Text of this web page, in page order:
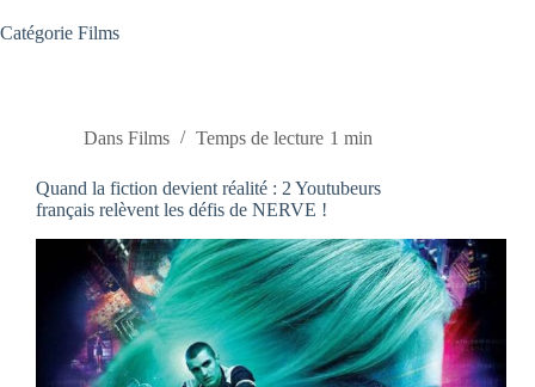
Catégorie Films
Dans Films Temps de lecture 1 min
Quand la fiction devient réalité : 2 Youtubeurs
français relèvent les défis de NERVE !